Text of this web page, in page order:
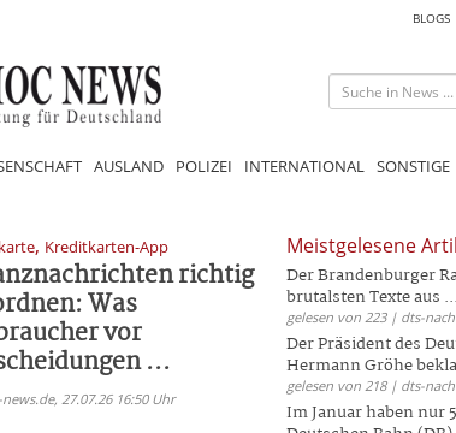
BLOGS
AUSLAND POLIZEI INTERNATIONAL SONSTIGE
, Kreditkarten-App
richtig
Was
vor
...
27.07.26 16:50 Uhr
Meistgelesene
Der Brandenburger
brutalsten Texte aus ...
gelesen von 223 | dts-
Der Präsident des
Hermann Gröhe
gelesen von 218 | dts-
Im Januar haben nur